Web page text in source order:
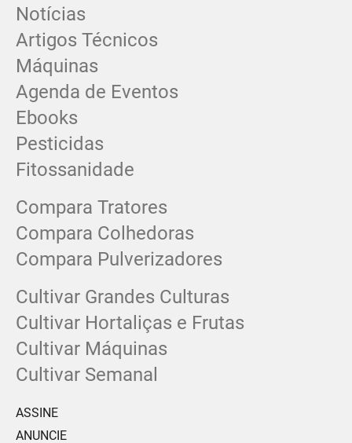
Notícias
Artigos Técnicos
Máquinas
Agenda de Eventos
Ebooks
Pesticidas
Fitossanidade
Compara Tratores
Compara Colhedoras
Compara Pulverizadores
Cultivar Grandes Culturas
Cultivar Hortaliças e Frutas
Cultivar Máquinas
Cultivar Semanal
ASSINE
ANUNCIE